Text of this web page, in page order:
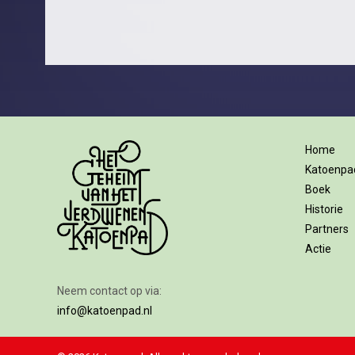
Neem contact op via:
info@katoenpad.nl
Home
Boek
Historie
Partners
Actie